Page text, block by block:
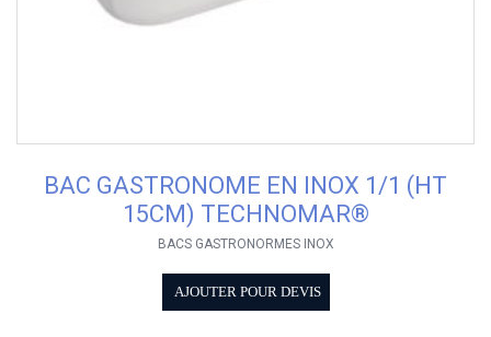
BAC GASTRONOME EN INOX 1/1 (HT
15CM) TECHNOMAR®
BACS GASTRONORMES INOX
AJOUTER POUR DEVIS